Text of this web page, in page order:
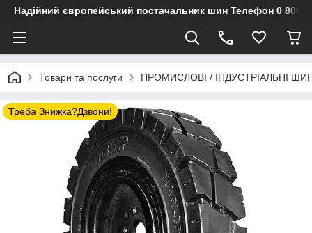
Надійний європейський постачальник шин Телефон 0 800
Товари та послуги ПРОМИСЛОВІ / ІНДУСТРІАЛЬНІ
Треба Знижка?Дзвони!